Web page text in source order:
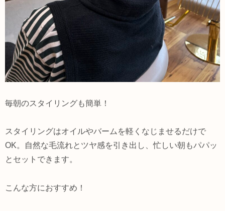
毎朝のスタイリングも簡単！
スタイリングはオイルやバームを軽くなじませるだけで
OK。自然な毛流れとツヤ感を引き出し、忙しい朝もパパッ
とセットできます。
こんな方におすすめ！